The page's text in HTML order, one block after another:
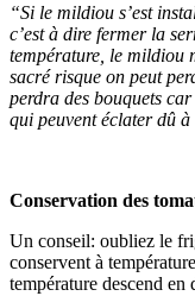
“Si le mildiou s’est
c’est à dire fermer la
température, le mildiou
sacré risque on peut
perdra des bouquets
qui peuvent éclater dû à
Conservation des
Un conseil: oubliez le
conservent à
température descend en